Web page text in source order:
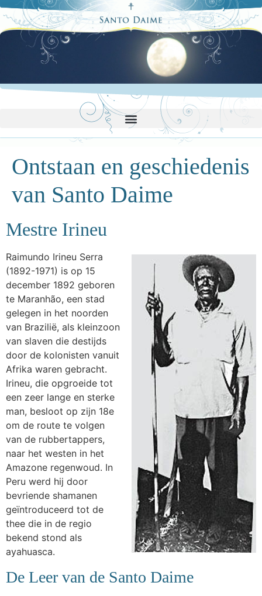
Ontstaan en geschiedenis
van Santo Daime
Mestre Irineu
Raimundo Irineu Serra
(1892-1971) is op 15
december 1892 geboren
te Maranhão, een stad
gelegen in het noorden
van Brazilië, als kleinzoon
van slaven die destijds
door de kolonisten vanuit
Afrika waren gebracht.
Irineu, die opgroeide tot
een zeer lange en sterke
man, besloot op zijn 18e
om de route te volgen
van de rubbertappers,
naar het westen in het
Amazone regenwoud. In
Peru werd hij door
bevriende shamanen
geïntroduceerd tot de
thee die in de regio
bekend stond als
ayahuasca.
De Leer van de Santo Daime